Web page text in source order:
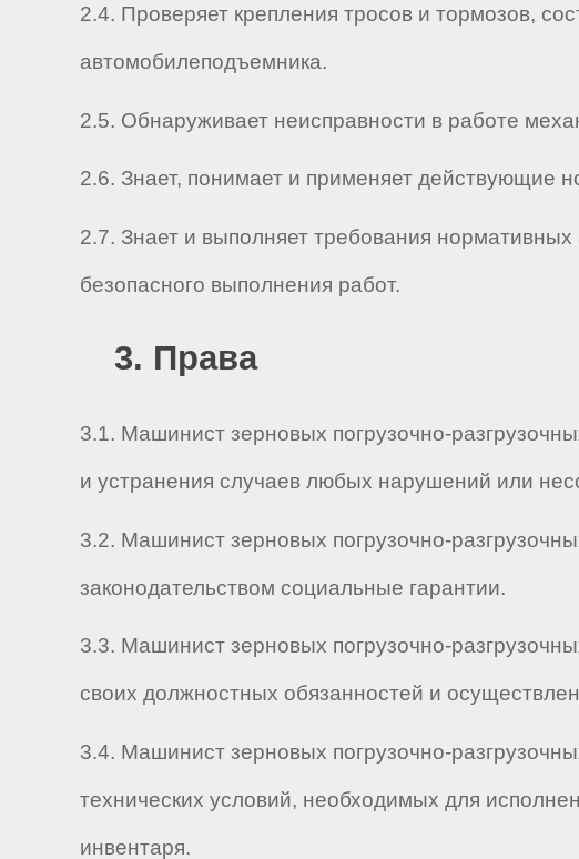
2.4. Проверяет крепления тросов и тормозов,
автомобилеподъемника.
2.5. Обнаруживает неисправности в работе
2.6. Знает, понимает и применяет действующие
2.7. Знает и выполняет требования
безопасного выполнения работ.
3. Права
3.1. Машинист зерновых погрузочно-
и устранения случаев любых нарушений или
3.2. Машинист зерновых погрузочно-
законодательством социальные гарантии.
3.3. Машинист зерновых погрузочно-
своих должностных обязанностей и
3.4. Машинист зерновых погрузочно-
технических условий, необходимых для
инвентаря.